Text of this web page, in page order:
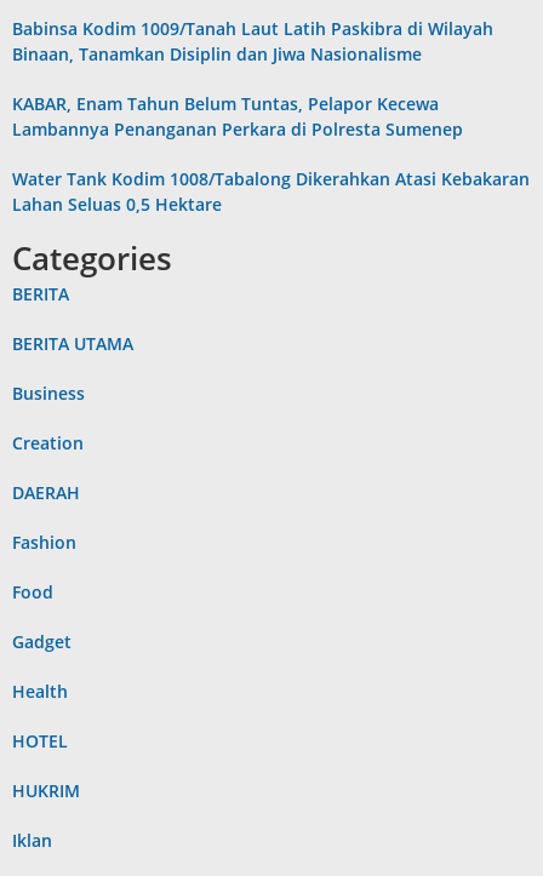
Babinsa Kodim 1009/Tanah Laut Latih Paskibra di Wilayah
Binaan, Tanamkan Disiplin dan Jiwa Nasionalisme
KABAR, Enam Tahun Belum Tuntas, Pelapor Kecewa
Lambannya Penanganan Perkara di Polresta Sumenep
Water Tank Kodim 1008/Tabalong Dikerahkan Atasi Kebakaran
Lahan Seluas 0,5 Hektare
Categories
BERITA
BERITA UTAMA
Business
Creation
DAERAH
Fashion
Food
Gadget
Health
HOTEL
HUKRIM
Iklan